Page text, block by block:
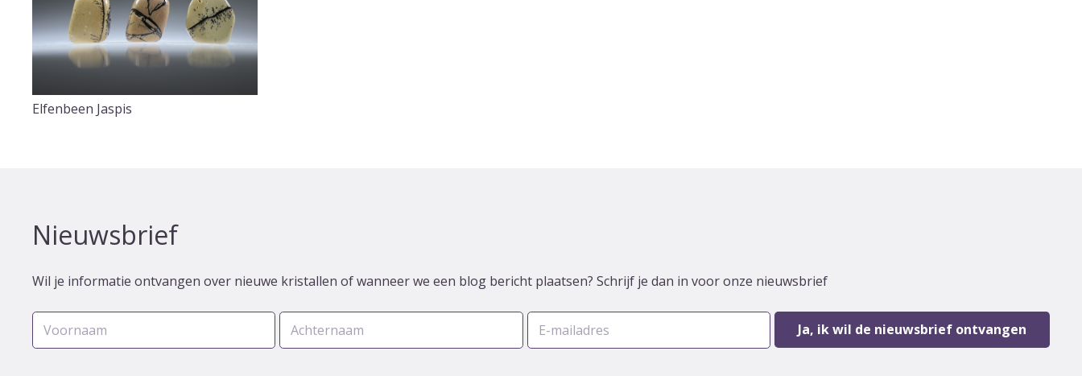
Elfenbeen Jaspis
Nieuwsbrief
Wil je informatie ontvangen over nieuwe kristallen of wanneer we een blog bericht plaatsen? Schrijf je dan in voor onze nieuwsbrief